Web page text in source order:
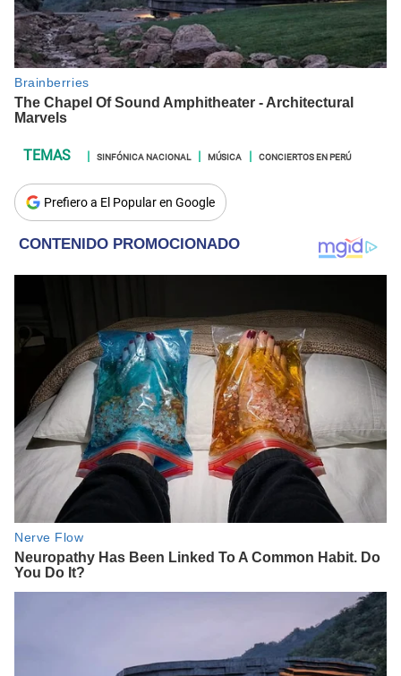
SINFÓNICA NACIONAL MÚSICA CONCIERTOS EN PERÚ
Prefiero a El Popular en Google